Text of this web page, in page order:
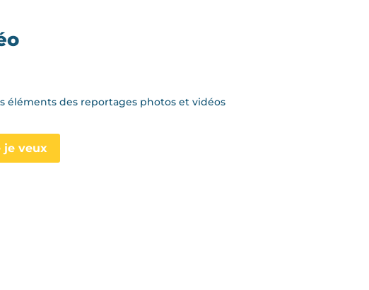
éléments des reportages photos et vidéos
je veux